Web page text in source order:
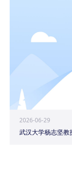
2026-06-29
武汉大学杨志坚